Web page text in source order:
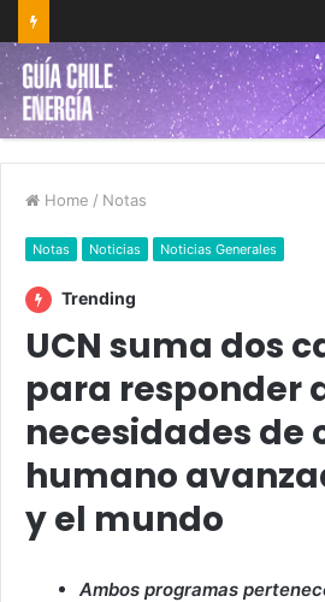
Home / Notas
Notas Noticias Noticias Generales
Trending
UCN suma dos
para responder
necesidades de
humano
y el mundo
Ambos programas